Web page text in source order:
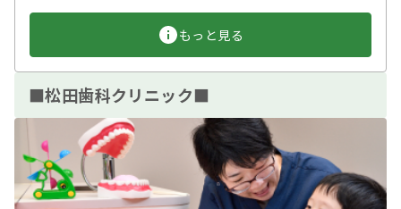
もっと見る
■松田歯科クリニック■